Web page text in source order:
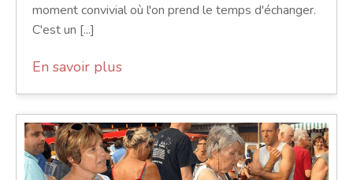
moment convivial où l'on prend le temps d'échanger.
C'est un [...]
En savoir plus